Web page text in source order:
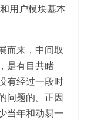
用户模块基本
来，中间取
是有目共睹
有经过一段时
问题的。正因
当年和动易一